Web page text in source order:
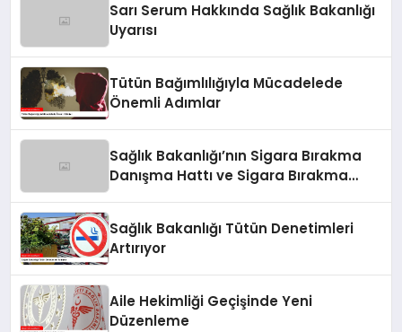
Sarı Serum Hakkında Sağlık Bakanlığı
Uyarısı
Tütün Bağımlılığıyla Mücadelede
Önemli Adımlar
Sağlık Bakanlığı’nın Sigara Bırakma
Danışma Hattı ve Sigara Bırakma
Sağlık Bakanlığı Tütün Denetimleri
Artırıyor
Aile Hekimliği Geçişinde Yeni
Düzenleme